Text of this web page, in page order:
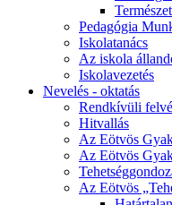
Pedagógia
Iskolatanács
Az iskola
Iskolavezetés
Nevelés - oktatás
Rendkívüli
Hitvallás
Az Eötvös
Az Eötvös
Az Eötvös